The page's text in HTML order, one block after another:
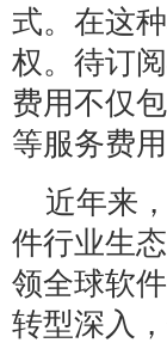
式。在这
权。待订
费用不仅
等服务费用
近年来
件行业生
领全球软
转型深入